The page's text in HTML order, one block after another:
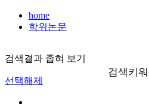
home
학위논문
검색결과 좁혀 보기
선택해제
검색키